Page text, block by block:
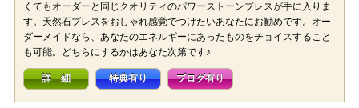
くてもオーダーと同じクオリティのパワーストーンブレスが手に入りま
す。天然石ブレスをおしゃれ感覚でつけたいあなたにお勧めです。オー
ダーメイドなら、あなたのエネルギーにあったものをチョイスすること
も可能。どちらにするかはあなた次第です♪
詳 細 特典有り ブログ有り